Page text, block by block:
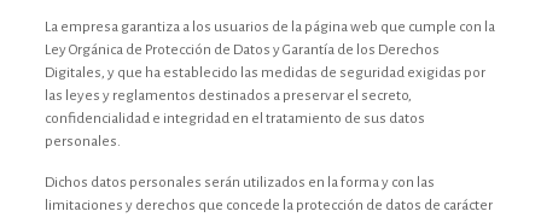
La empresa garantiza a los usuarios de la página web que cumple con la
Ley Orgánica de Protección de Datos y Garantía de los Derechos
Digitales, y que ha establecido las medidas de seguridad exigidas por
las leyes y reglamentos destinados a preservar el secreto,
confidencialidad e integridad en el tratamiento de sus datos
personales.
Dichos datos personales serán utilizados en la forma y con las
limitaciones y derechos que concede la protección de datos de carácter